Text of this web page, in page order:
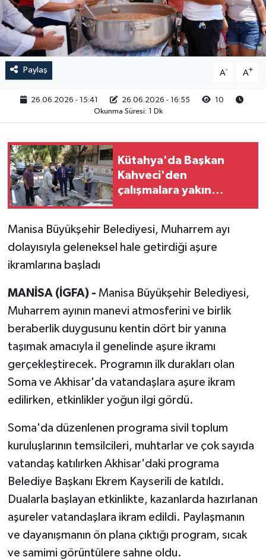
Paylaş A- A+
26.06.2026 - 15:41 26.06.2026 - 16:55
10
Okunma Süresi: 1 Dk
Kütahya'da Başkan
Kahveci'den
çalışmalara yakın
Manisa Büyükşehir Belediyesi, Muharrem ayı
dolayısıyla geleneksel hale getirdiği aşure
ikramlarına başladı
MANİSA (İGFA) - Manisa Büyükşehir Belediyesi,
Muharrem ayının manevi atmosferini ve birlik
beraberlik duygusunu kentin dört bir yanına
taşımak amacıyla il genelinde aşure ikramı
gerçekleştirecek. Programın ilk durakları olan
Soma ve Akhisar'da vatandaşlara aşure ikram
edilirken, etkinlikler yoğun ilgi gördü.
Soma'da düzenlenen programa sivil toplum
kuruluşlarının temsilcileri, muhtarlar ve çok sayıda
vatandaş katılırken Akhisar'daki programa
Belediye Başkanı Ekrem Kayserili de katıldı.
Dualarla başlayan etkinlikte, kazanlarda hazırlanan
aşureler vatandaşlara ikram edildi. Paylaşmanın
ve dayanışmanın ön plana çıktığı program, sıcak
ve samimi görüntülere sahne oldu.
RESMİ İLAN